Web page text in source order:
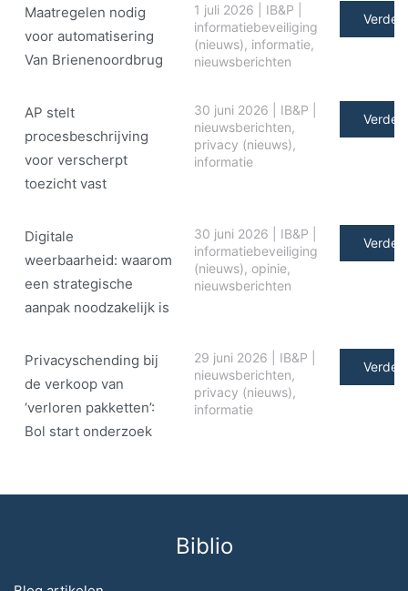
Maatregelen nodig
voor automatisering
Van Brienenoordbrug
1 juli 2026 IB&P
informatiebeveiliging
(nieuws), informatie,
nieuwsberichten
Verder
AP stelt
procesbeschrijving
voor verscherpt
toezicht vast
30 juni 2026 IB&P
nieuwsberichten,
privacy (nieuws),
informatie
Verder
Digitale
weerbaarheid: waarom
een strategische
aanpak noodzakelijk is
30 juni 2026 IB&P
informatiebeveiliging
(nieuws), opinie,
nieuwsberichten
Verder
Privacyschending bij
de verkoop van
‘verloren pakketten’:
Bol start onderzoek
29 juni 2026 IB&P
nieuwsberichten,
privacy (nieuws),
informatie
Verder
Biblio